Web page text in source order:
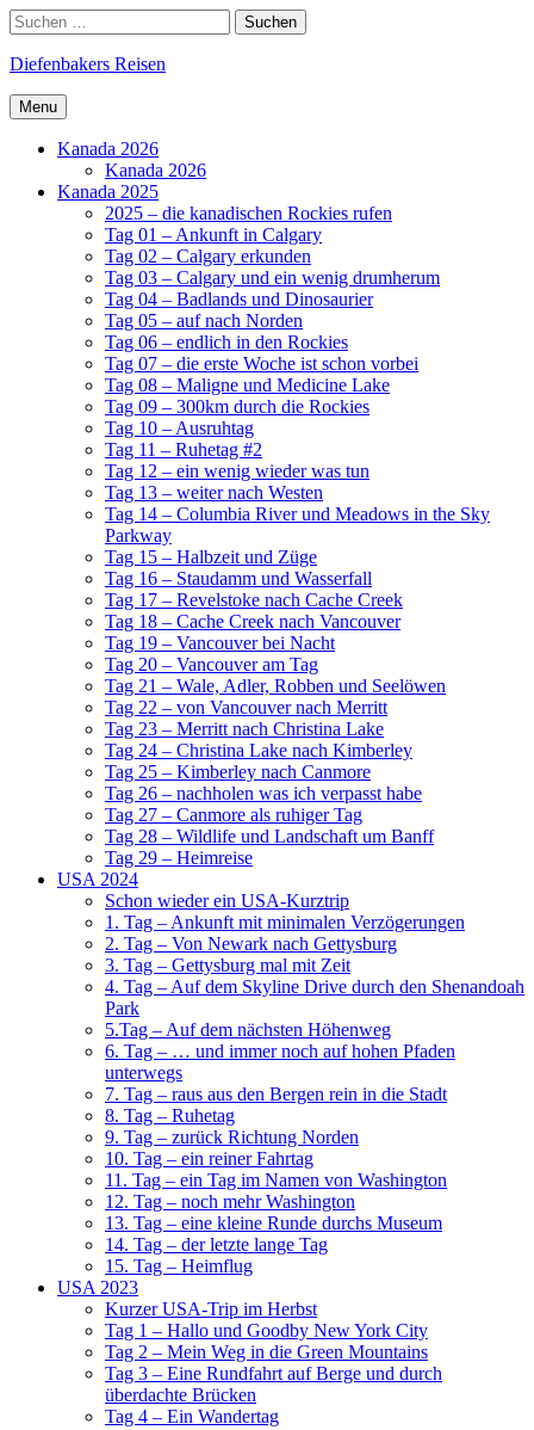
Skip
to
content
Search
Suchen
nach:
Diefenbakers Reisen
Menu
Kanada 2026
Kanada 2026
Kanada 2025
2025 – die kanadischen Rockies rufen
Tag 01 – Ankunft in Calgary
Tag 02 – Calgary erkunden
Tag 03 – Calgary und ein wenig drumherum
Tag 04 – Badlands und Dinosaurier
Tag 05 – auf nach Norden
Tag 06 – endlich in den Rockies
Tag 07 – die erste Woche ist schon vorbei
Tag 08 – Maligne und Medicine Lake
Tag 09 – 300km durch die Rockies
Tag 10 – Ausruhtag
Tag 11 – Ruhetag #2
Tag 12 – ein wenig wieder was tun
Tag 13 – weiter nach Westen
Tag 14 – Columbia River und Meadows in the Sky
Parkway
Tag 15 – Halbzeit und Züge
Tag 16 – Staudamm und Wasserfall
Tag 17 – Revelstoke nach Cache Creek
Tag 18 – Cache Creek nach Vancouver
Tag 19 – Vancouver bei Nacht
Tag 20 – Vancouver am Tag
Tag 21 – Wale, Adler, Robben und Seelöwen
Tag 22 – von Vancouver nach Merritt
Tag 23 – Merritt nach Christina Lake
Tag 24 – Christina Lake nach Kimberley
Tag 25 – Kimberley nach Canmore
Tag 26 – nachholen was ich verpasst habe
Tag 27 – Canmore als ruhiger Tag
Tag 28 – Wildlife und Landschaft um Banff
Tag 29 – Heimreise
USA 2024
Schon wieder ein USA-Kurztrip
1. Tag – Ankunft mit minimalen Verzögerungen
2. Tag – Von Newark nach Gettysburg
3. Tag – Gettysburg mal mit Zeit
4. Tag – Auf dem Skyline Drive durch den Shenandoah
Park
5.Tag – Auf dem nächsten Höhenweg
6. Tag – … und immer noch auf hohen Pfaden
unterwegs
7. Tag – raus aus den Bergen rein in die Stadt
8. Tag – Ruhetag
9. Tag – zurück Richtung Norden
10. Tag – ein reiner Fahrtag
11. Tag – ein Tag im Namen von Washington
12. Tag – noch mehr Washington
13. Tag – eine kleine Runde durchs Museum
14. Tag – der letzte lange Tag
15. Tag – Heimflug
USA 2023
Kurzer USA-Trip im Herbst
Tag 1 – Hallo und Goodby New York City
Tag 2 – Mein Weg in die Green Mountains
Tag 3 – Eine Rundfahrt auf Berge und durch
überdachte Brücken
Tag 4 – Ein Wandertag